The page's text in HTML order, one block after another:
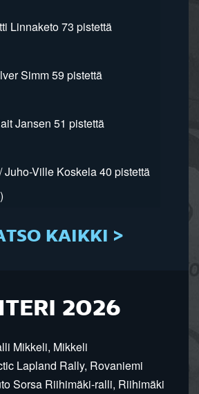
Linnaketo 73 pistettä
Simm 59 pistettä
Jansen 51 pistettä
Juho-Ville Koskela 40 pistettä
KAIKKI >
2026
Mikkeli, Mikkeli
Lapland Rally, Rovaniemi
Sorsa Riihimäki-ralli, Riihimäki